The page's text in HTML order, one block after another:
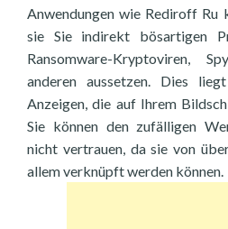
Anwendungen wie Rediroff Ru
sie Sie indirekt bösartigen
Ransomware-Kryptoviren,
anderen aussetzen. Dies
Anzeigen, die auf Ihrem
Sie können den zufälligen
nicht vertrauen, da sie von
allem verknüpft werden können.